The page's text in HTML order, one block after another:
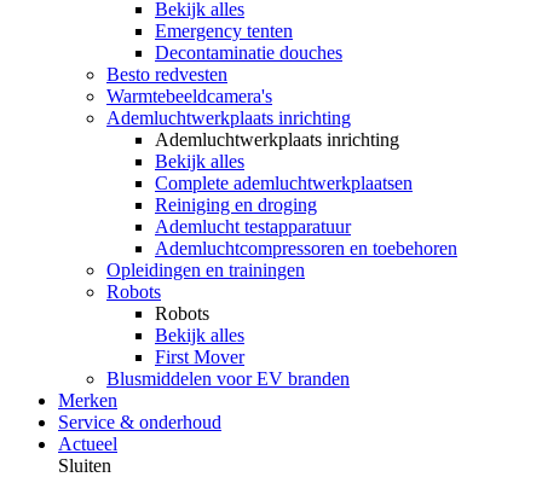
Bekijk alles
Emergency tenten
Decontaminatie douches
Besto redvesten
Warmtebeeldcamera's
Ademluchtwerkplaats inrichting
Ademluchtwerkplaats inrichting
Bekijk alles
Complete ademluchtwerkplaatsen
Reiniging en droging
Ademlucht testapparatuur
Ademluchtcompressoren en toebehoren
Opleidingen en trainingen
Robots
Robots
Bekijk alles
First Mover
Blusmiddelen voor EV branden
Merken
Service & onderhoud
Actueel
Sluiten